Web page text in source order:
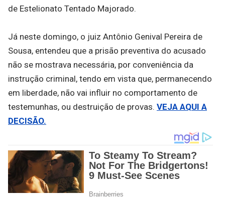
de Estelionato Tentado Majorado.
Já neste domingo, o juiz Antônio Genival Pereira de
Sousa, entendeu que a prisão preventiva do acusado
não se mostrava necessária, por conveniência da
instrução criminal, tendo em vista que, permanecendo
em liberdade, não vai influir no comportamento de
testemunhas, ou destruição de provas. VEJA AQUI A
DECISÃO.